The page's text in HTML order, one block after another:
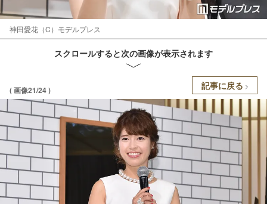
神田愛花（C）モデルプレス
スクロールすると次の画像が表示されます
( 画像21/24 ) 記事に戻る